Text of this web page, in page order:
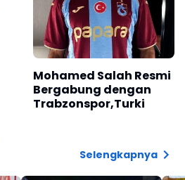
Mohamed Salah Resmi
Bergabung dengan
Trabzonspor,Turki
Selengkapnya